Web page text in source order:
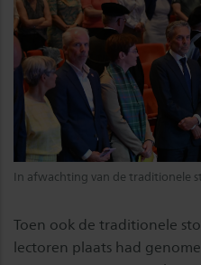
In afwachting van de traditionele
Toen ook de traditionele
lectoren plaats had